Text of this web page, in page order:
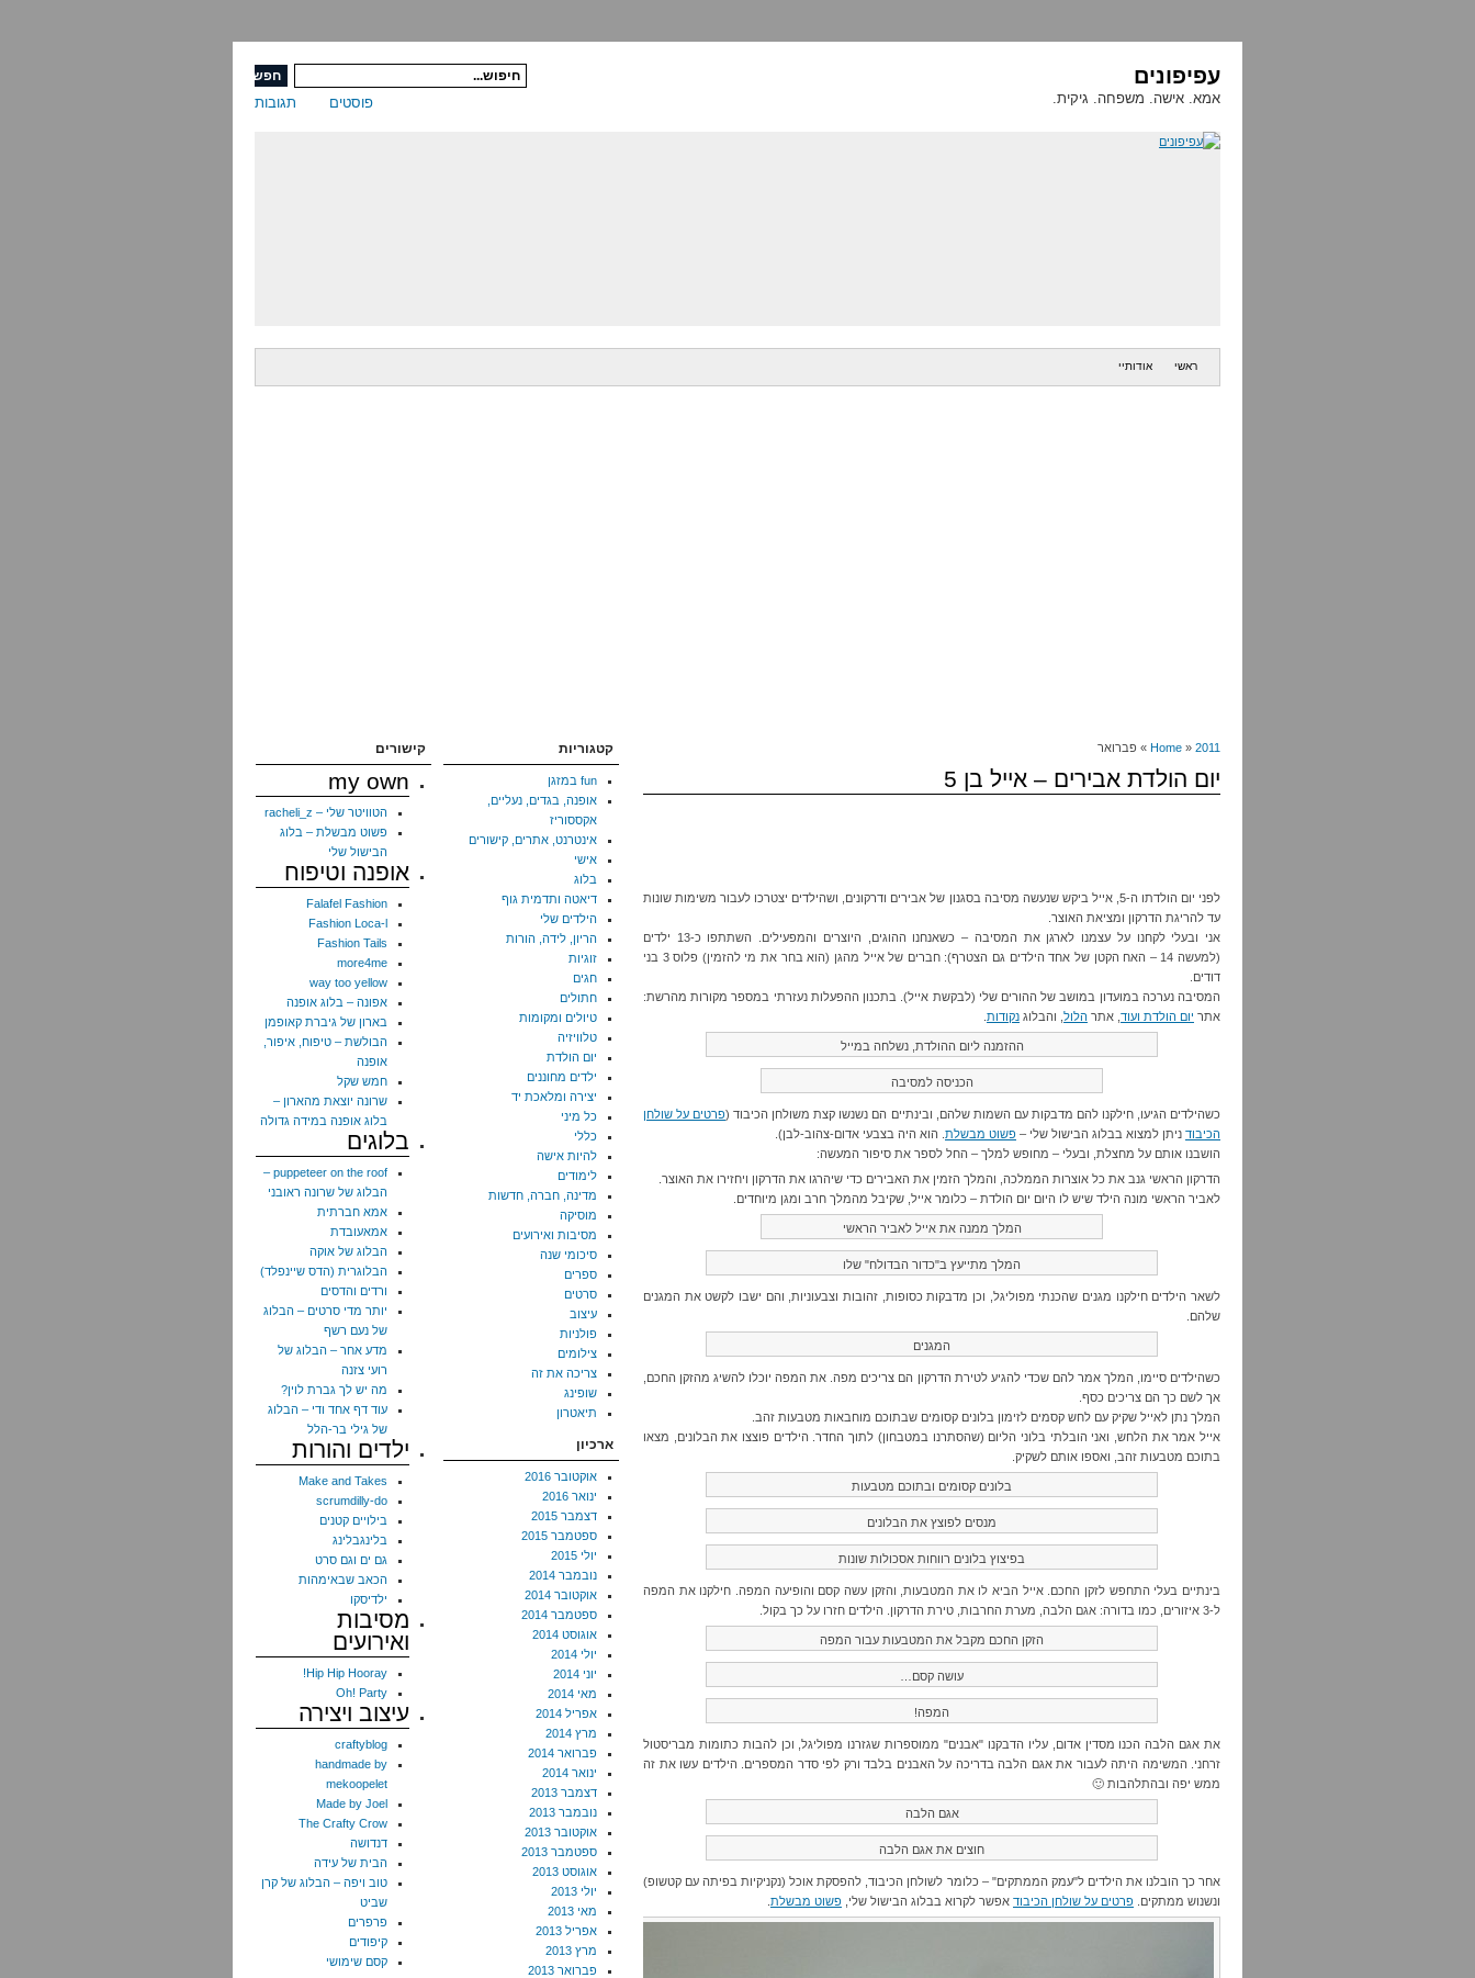
עפיפונים
אמא. אישה. משפחה. גיקית. תגובות פוסטים
ראשי אודותיי
Home » 2011 » פברואר
יום הולדת אבירים – אייל בן 5
לפני יום הולדתו ה-5, אייל ביקש שנעשה מסיבה בסגנון של אבירים ודרקונים, ושהילדים יצטרכו לעבור משימות שונות
עד להריגת הדרקון ומציאת האוצר.
אני ובעלי לקחנו על עצמנו לארגן את המסיבה – כשאנחנו ההוגים, היוצרים והמפעילים. השתתפו כ-13 ילדים
(למעשה 14 – האח הקטן של אחד הילדים גם הצטרף): חברים של אייל מהגן (הוא בחר את מי להזמין) פלוס 3 בני
דודים.
המסיבה נערכה במועדון במושב של ההורים שלי (לבקשת אייל). בתכנון ההפעלות נעזרתי במספר מקורות מהרשת:
אתר יום הולדת ועוד , אתר הלול , והבלוג נקודות
ההזמנה ליום ההולדת, נשלחה במייל
הכניסה למסיבה
כשהילדים הגיעו, חילקנו להם מדבקות עם השמות שלהם, ובינתיים הם נשנשו קצת משולחן הכיבוד (פרטים על שולחן
הכיבוד ניתן למצוא בבלוג הבישול שלי – פשוט מבשלת . הוא היה בצבעי אדום-צהוב-לבן).
הושבנו אותם על מחצלת, ובעלי – מחופש למלך – החל לספר את סיפור המעשה:
הדרקון הראשי גנב את כל אוצרות הממלכה, והמלך הזמין את האבירים כדי שיהרגו את הדרקון ויחזירו את האוצר.
לאביר הראשי מונה הילד שיש לו היום יום הולדת – כלומר אייל, שקיבל מהמלך חרב ומגן מיוחדים.
המלך ממנה את אייל לאביר הראשי
המלך מתייעץ ב"כדור הבדולח" שלו
לשאר הילדים חילקנו מגנים שהכנתי מפוליגל, וכן מדבקות כסופות, זהובות וצבעוניות, והם ישבו לקשט את המגנים
שלהם.
המגנים
כשהילדים סיימו, המלך אמר להם שכדי להגיע לטירת הדרקון הם צריכים מפה. את המפה יוכלו להשיג מהזקן החכם,
אך לשם כך הם צריכים כסף.
המלך נתן לאייל שקיק עם לחש קסמים לזימון בלונים קסומים שבתוכם מוחבאות מטבעות זהב.
אייל אמר את הלחש, ואני הובלתי בלוני הליום (שהסתרנו במטבחון) לתוך החדר. הילדים פוצצו את הבלונים, מצאו
בתוכם מטבעות זהב, ואספו אותם לשקיק.
בלונים קסומים ובתוכם מטבעות
מנסים לפוצץ את הבלונים
בפיצוץ בלונים רווחות אסכולות שונות
בינתיים בעלי התחפש לזקן החכם. אייל הביא לו את המטבעות, והזקן עשה קסם והופיעה המפה. חילקנו את המפה
ל-3 איזורים, כמו בדורה: אגם הלבה, מערת החרבות, טירת הדרקון. הילדים חזרו על כך בקול.
הזקן החכם מקבל את המטבעות עבור המפה
עושה קסם…
המפה!
את אגם הלבה הכנו מסדין אדום, עליו הדבקנו "אבנים" ממוספרות שגזרנו מפוליגל, וכן להבות כתומות מבריסטול
זרחני. המשימה היתה לעבור את אגם הלבה בדריכה על האבנים בלבד ורק לפי סדר המספרים. הילדים עשו את זה
ממש יפה ובהתלהבות 🙂
אגם הלבה
חוצים את אגם הלבה
אחר כך הובלנו את הילדים ל"עמק הממתקים" – כלומר לשולחן הכיבוד, להפסקת אוכל (נקניקיות בפיתה עם קטשופ)
ונשנוש ממתקים. פרטים על שולחן הכיבוד אפשר לקרוא בבלוג הבישול שלי, פשוט מבשלת
קטגוריות
fun במזגן
אופנה, בגדים, נעליים,
אקססוריז
אינטרנט, אתרים, קישורים
אישי
בלוג
דיאטה ותדמית גוף
הילדים שלי
הריון, לידה, הורות
זוגיות
חגים
חתולים
טיולים ומקומות
טלוויזיה
יום הולדת
ילדים מחוננים
יצירה ומלאכת יד
כל מיני
כללי
להיות אישה
לימודים
מדינה, חברה, חדשות
מוסיקה
מסיבות ואירועים
סיכומי שנה
ספרים
סרטים
עיצוב
פולניות
צילומים
צריכה את זה
שופינג
תיאטרון
ארכיון
אוקטובר 2016
ינואר 2016
דצמבר 2015
ספטמבר 2015
יולי 2015
נובמבר 2014
אוקטובר 2014
ספטמבר 2014
אוגוסט 2014
יולי 2014
יוני 2014
מאי 2014
אפריל 2014
מרץ 2014
פברואר 2014
ינואר 2014
דצמבר 2013
נובמבר 2013
אוקטובר 2013
ספטמבר 2013
אוגוסט 2013
יולי 2013
מאי 2013
אפריל 2013
מרץ 2013
פברואר 2013
קישורים
my own
הטוויטר שלי – racheli_z
פשוט מבשלת – בלוג
הבישול שלי
אופנה וטיפוח
Falafel Fashion
Fashion Loca-l
Fashion Tails
more4me
way too yellow
אפונה – בלוג אופנה
בארון של גיברת קאופמן
הבולשת – טיפוח, איפור,
אופנה
חמש שקל
שרונה יוצאת מהארון –
בלוג אופנה במידה גדולה
בלוגים
puppeteer on the roof –
הבלוג של שרונה ראובני
אמא חברתית
אמאעובדת
הבלוג של אוקה
הבלוגרית (הדס שיינפלד)
ורדים והדסים
יותר מדי סרטים – הבלוג
של נעם רשף
מדע אחר – הבלוג של
רועי צזנה
מה יש לך גברת לוין?
עוד דף אחד ודי – הבלוג
של גילי בר-הלל
ילדים והורות
Make and Takes
scrumdilly-do
בילויים קטנים
בלינגבלינג
גם ים וגם סרט
הכאב שבאימהות
ילדיסקו
מסיבות
ואירועים
Hip Hip Hooray!
Oh! Party
עיצוב ויצירה
craftyblog
handmade by
mekoopelet
Made by Joel
The Crafty Crow
דנדושה
הבית של עידה
טוב ויפה – הבלוג של קרן
שביט
פרפרים
קיפודים
קסם שימושי